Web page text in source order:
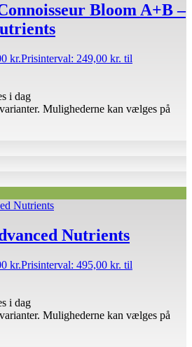
Bloom A+B –
kr.Prisinterval: 249,00 kr. til
i dag
Mulighederne kan vælges på
Nutrients
kr.Prisinterval: 495,00 kr. til
i dag
Mulighederne kan vælges på